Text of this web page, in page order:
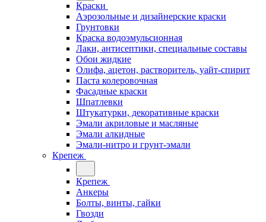
Краски
Аэрозольные и дизайнерские краски
Грунтовки
Краска водоэмульсионная
Лаки, антисептики, специальные составы
Обои жидкие
Олифа, ацетон, растворитель, уайт-спирит
Паста колеровочная
Фасадные краски
Шпатлевки
Штукатурки, декоративные краски
Эмали акриловые и масляные
Эмали алкидные
Эмали-нитро и грунт-эмали
Крепеж
Крепеж
Анкеры
Болты, винты, гайки
Гвозди